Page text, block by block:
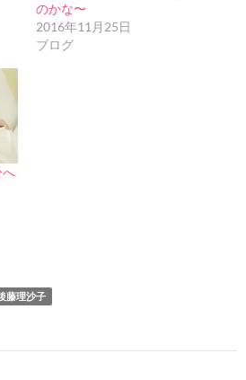
のかな〜
2016年11月25日
ブログ
へ
藤理沙子